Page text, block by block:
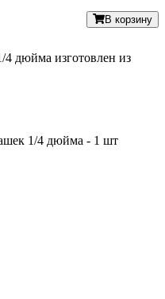
В корзину
4 дюйма изготовлен из
1/4 дюйма - 1 шт